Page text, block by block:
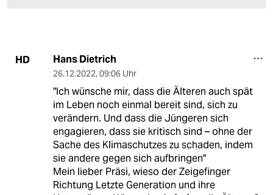
HD Hans Dietrich
26.12.2022, 09:06 Uhr
"Ich wünsche mir, dass die Älteren auch spät
im Leben noch einmal bereit sind, sich zu
verändern. Und dass die Jüngeren sich
engagieren, dass sie kritisch sind – ohne der
Sache des Klimaschutzes zu schaden, indem
sie andere gegen sich aufbringen"
Mein lieber Präsi, wieso der Zeigefinger
Richtung Letzte Generation und ihre